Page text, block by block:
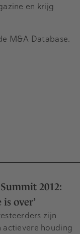
en krijg
M&A Database.
2012:
is over’
zijn
actievere houding